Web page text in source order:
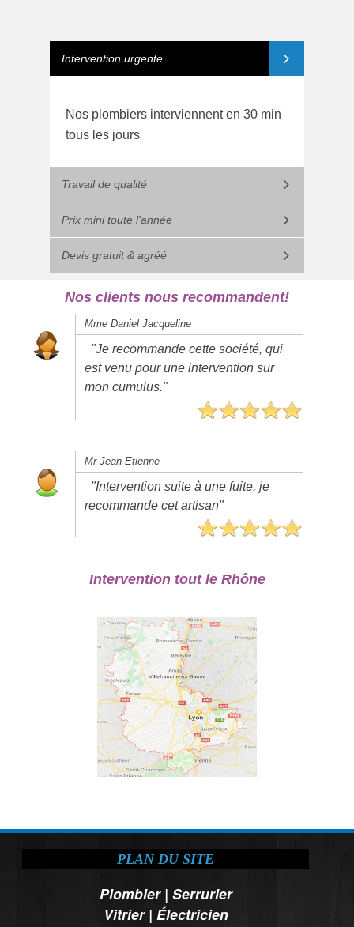
Intervention urgente
Nos plombiers interviennent en 30 min
tous les jours
Travail de qualité
Prix mini toute l'année
Devis gratuit & agréé
Nos clients nous recommandent!
Mme Daniel Jacqueline
"Je recommande cette société, qui
est venu pour une intervention sur
mon cumulus."
Mr Jean Etienne
"Intervention suite à une fuite, je
recommande cet artisan"
Intervention tout le Rhône
PLAN DU SITE
Plombier| Serrurier
Vitrier| Électricien